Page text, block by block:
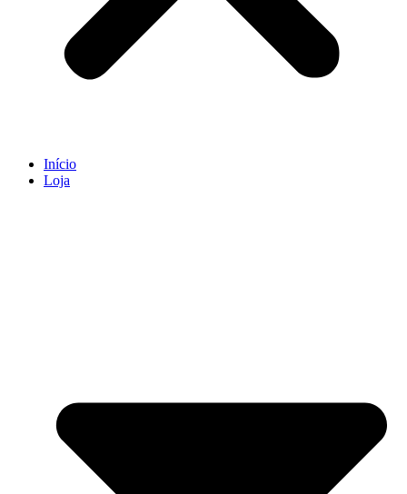
Início
Loja